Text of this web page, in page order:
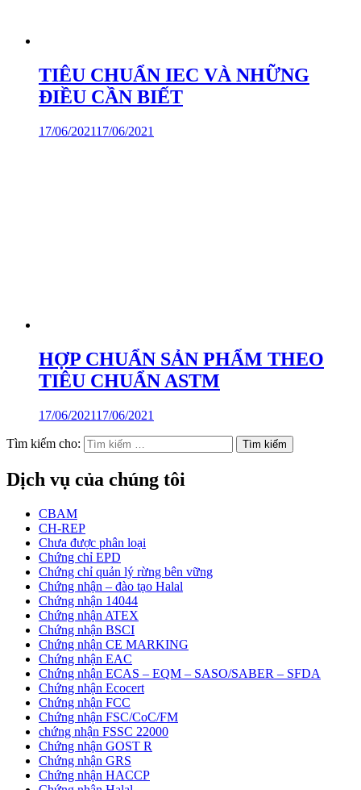
TIÊU CHUẨN IEC VÀ NHỮNG
ĐIỀU CẦN BIẾT
17/06/202117/06/2021
HỢP CHUẨN SẢN PHẨM THEO
TIÊU CHUẨN ASTM
17/06/202117/06/2021
Tìm kiếm cho:
Dịch vụ của chúng tôi
CBAM
CH-REP
Chưa được phân loại
Chứng chỉ EPD
Chứng chỉ quản lý rừng bên vững
Chứng nhận – đào tạo Halal
Chứng nhận 14044
Chứng nhận ATEX
Chứng nhận BSCI
Chứng nhận CE MARKING
Chứng nhận EAC
Chứng nhận ECAS – EQM – SASO/SABER – SFDA
Chứng nhận Ecocert
Chứng nhận FCC
Chứng nhận FSC/CoC/FM
chứng nhận FSSC 22000
Chứng nhận GOST R
Chứng nhận GRS
Chứng nhận HACCP